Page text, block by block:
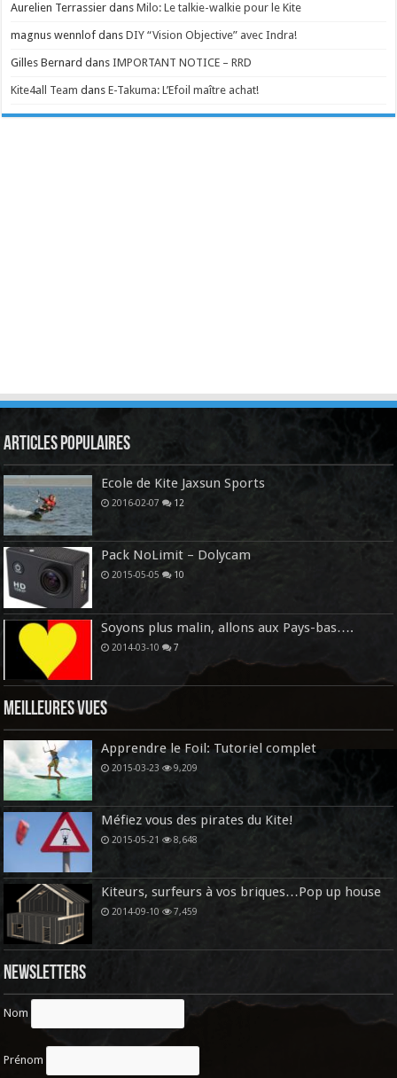
Aurelien Terrassier dansMilo: Le talkie-walkie pour le Kite
magnus wennlof dansDIY “Vision Objective” avec Indra!
Gilles Bernard dansIMPORTANT NOTICE – RRD
Kite4all Team dansE-Takuma: L’Efoil maître achat!
Articles Populaires
Ecole de Kite Jaxsun Sports
2016-02-07 12
Pack NoLimit – Dolycam
2015-05-05 10
Soyons plus malin, allons aux Pays-bas….
2014-03-10 7
Meilleures vues
Apprendre le Foil: Tutoriel complet
2015-03-23 9,209
Méfiez vous des pirates du Kite!
2015-05-21 8,648
Kiteurs, surfeurs à vos briques…Pop up house
2014-09-10 7,459
Newsletters
Nom
Prénom